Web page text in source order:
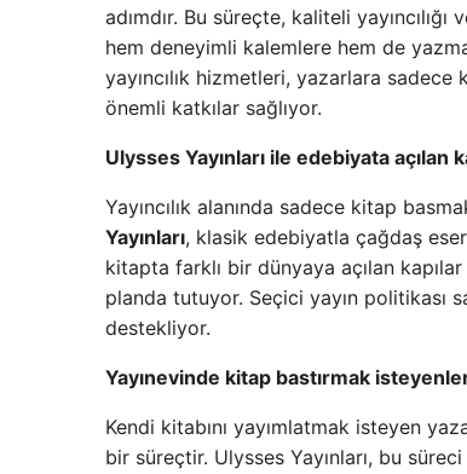
adımdır. Bu süreçte, kaliteli
hem deneyimli kalemlere hem de
yayıncılık hizmetleri, yazarlara
önemli katkılar sağlıyor.
Ulysses Yayınları ile edebiyata açılan
Yayıncılık alanında sadece kitap
Yayınları, klasik edebiyatla çağdaş
kitapta farklı bir dünyaya açılan
planda tutuyor. Seçici yayın politikası
destekliyor.
Yayınevinde kitap bastırmak
Kendi kitabını yayımlatmak isteyen
bir süreçtir. Ulysses Yayınları, bu